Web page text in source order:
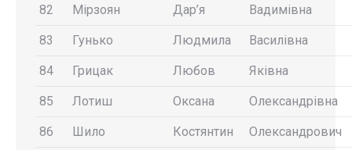
82 Мірзоян Дар’я Вадимівна
83 Гунько Людмила Василівна
84 Грицак Любов Яківна
85 Лотиш Оксана Олександрівна
86 Шило Костянтин Олександрович